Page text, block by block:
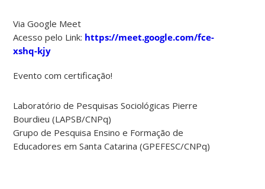
Via Google Meet
Acesso pelo Link: https://meet.google.com/fce-
xshq-kjy
Evento com certificação!
Laboratório de Pesquisas Sociológicas Pierre
Bourdieu (LAPSB/CNPq)
Grupo de Pesquisa Ensino e Formação de
Educadores em Santa Catarina (GPEFESC/CNPq)